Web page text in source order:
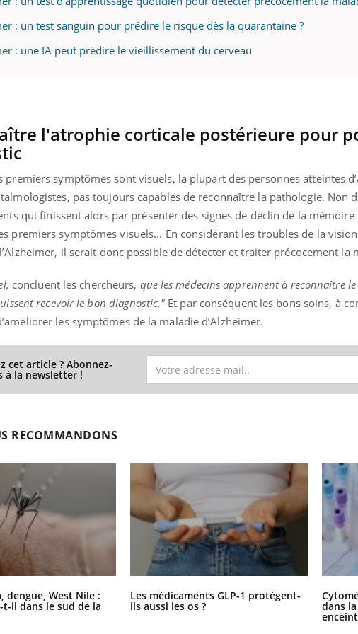
: un test sanguin pour prédire le risque dès la quarantaine ?
: une IA peut prédire le vieillissement du cerveau
l'atrophie corticale postérieure pour
premiers symptômes sont visuels, la plupart des personnes atteintes
pas toujours capables de reconnaître la pathologie. Non
qui finissent alors par présenter des signes de déclin de la
premiers symptômes visuels... En considérant les troubles de la
il serait donc possible de détecter et traiter précocement la
concluent les chercheurs, que les médecins apprennent à reconnaître le
recevoir le bon diagnostic." Et par conséquent les bons soins, à
les symptômes de la maladie d’Alzheimer.
cet article ? Abonnez-
à la newsletter !
RECOMMANDONS
dengue, West Nile :
t-il dans le sud de la
Les médicaments GLP-1 protègent-
ils aussi les os ? dans